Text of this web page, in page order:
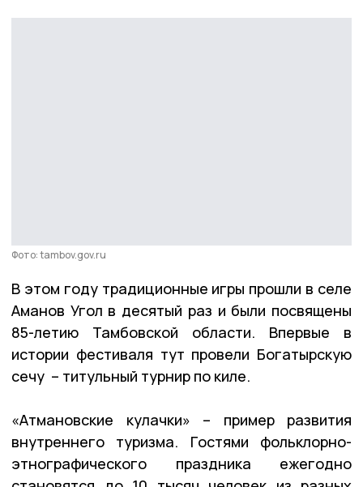
Фото: tambov.gov.ru
В этом году традиционные игры прошли в селе
Аманов Угол в десятый раз и были посвящены
85-летию Тамбовской области. Впервые в
истории фестиваля тут провели Богатырскую
сечу – титульный турнир по киле.
«Атмановские кулачки» – пример развития
внутреннего туризма. Гостями фольклорно-
этнографического праздника ежегодно